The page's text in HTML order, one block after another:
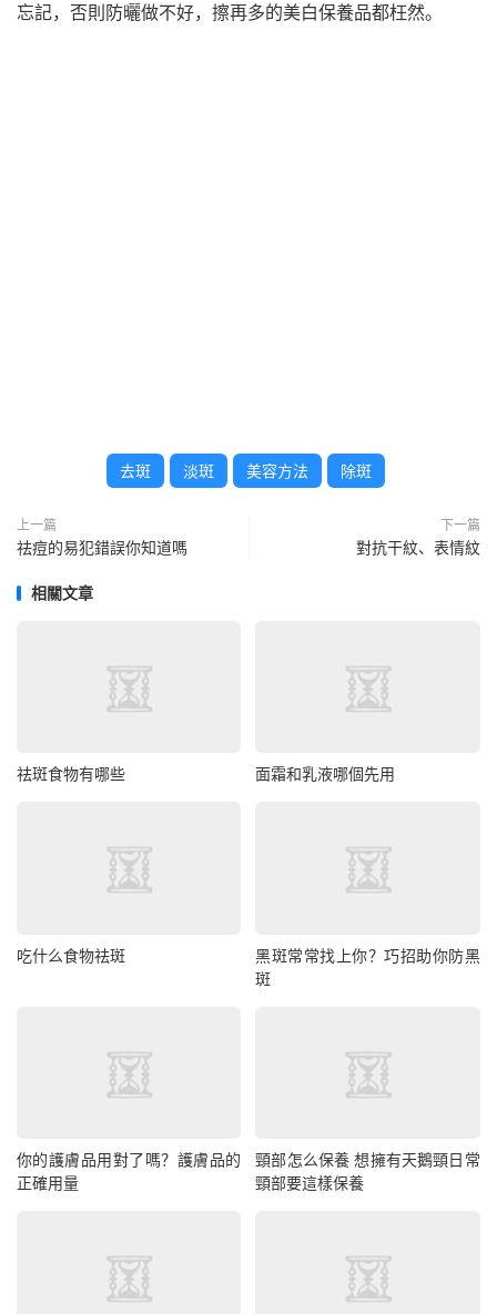
忘記，否則防曬做不好，擦再多的美白保養品都枉然。
去斑 淡斑 美容方法 除斑
上一篇
祛痘的易犯錯誤你知道嗎
下一篇
對抗干紋、表情紋
相關文章
祛斑食物有哪些 面霜和乳液哪個先用
吃什么食物祛斑
黑斑常常找上你？巧招助你防黑
斑
你的護膚品用對了嗎？護膚品的
正確用量
頸部怎么保養 想擁有天鵝頸日常
頸部要這樣保養